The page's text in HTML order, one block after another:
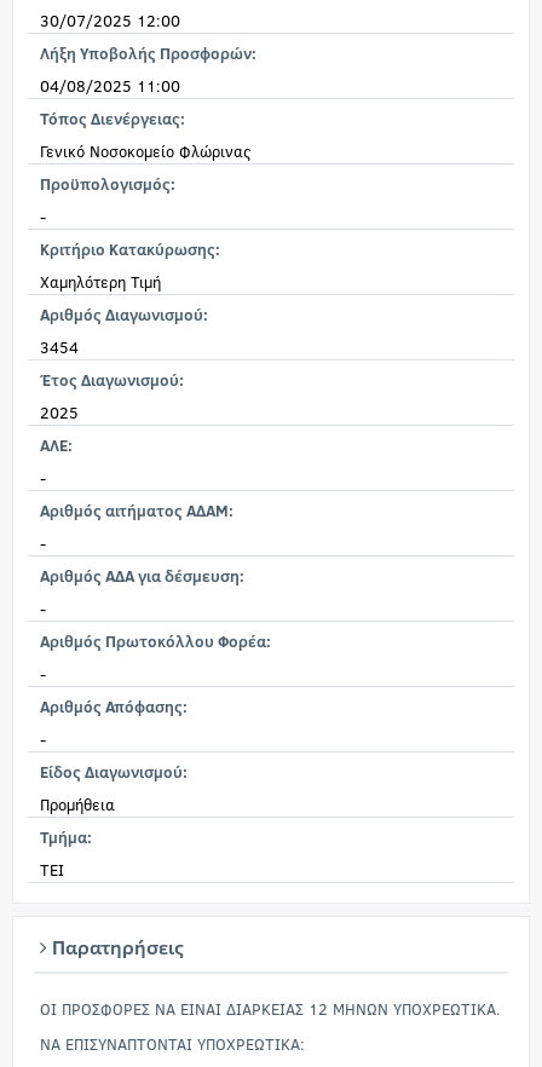
30/07/2025 12:00
Λήξη Υποβολής Προσφορών:
04/08/2025 11:00
Τόπος Διενέργειας:
Γενικό Νοσοκομείο Φλώρινας
Προϋπολογισμός:
-
Κριτήριο Κατακύρωσης:
Χαμηλότερη Τιμή
Αριθμός Διαγωνισμού:
3454
Έτος Διαγωνισμού:
2025
ΑΛΕ:
-
Αριθμός αιτήματος ΑΔΑΜ:
-
Αριθμός ΑΔΑ για δέσμευση:
-
Αριθμός Πρωτοκόλλου Φορέα:
-
Αριθμός Απόφασης:
-
Είδος Διαγωνισμού:
Προμήθεια
Τμήμα:
ΤΕΙ
Παρατηρήσεις
ΟΙ ΠΡΟΣΦΟΡΕΣ ΝΑ ΕΙΝΑΙ ΔΙΑΡΚΕΙΑΣ 12 ΜΗΝΩΝ ΥΠΟΧΡΕΩΤΙΚΑ.
ΝΑ ΕΠΙΣΥΝΑΠΤΟΝΤΑΙ ΥΠΟΧΡΕΩΤΙΚΑ: